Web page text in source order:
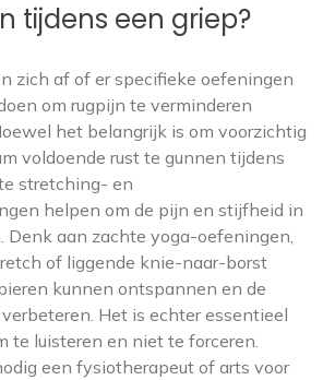
tijdens een griep?
zich af of er specifieke oefeningen
om rugpijn te verminderen
het belangrijk is om voorzichtig
voldoende rust te gunnen tijdens
stretching- en
helpen om de pijn en stijfheid in
Denk aan zachte yoga-oefeningen,
of liggende knie-naar-borst
kunnen ontspannen en de
Het is echter essentieel
te luisteren en niet te forceren.
een fysiotherapeut of arts voor